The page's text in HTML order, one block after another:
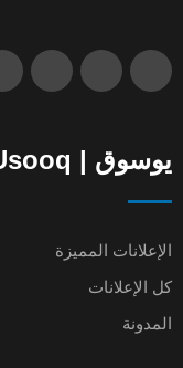
يوسوق | Usooq
الإعلانات المميزة
كل الإعلانات
المدونة